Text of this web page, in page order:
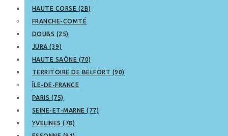
HAUTE CORSE (2B)
FRANCHE-COMTÉ
DOUBS (25)
JURA (39)
HAUTE SAÔNE (70)
TERRITOIRE DE BELFORT (90)
ÎLE-DE-FRANCE
PARIS (75)
SEINE-ET-MARNE (77)
YVELINES (78)